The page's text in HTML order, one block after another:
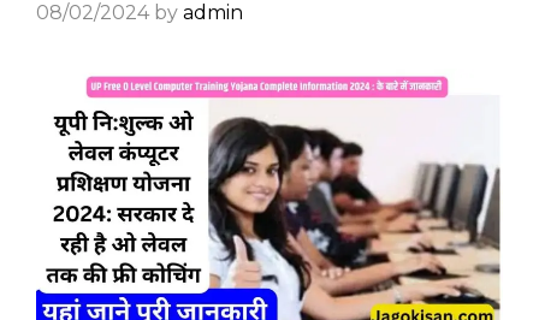
08/02/2024 by admin